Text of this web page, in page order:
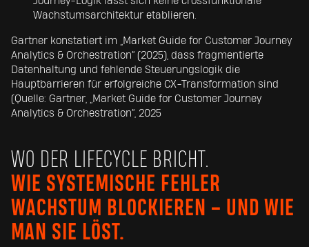
Wachstumsarchitektur etablieren.
Gartner konstatiert im „Market Guide for Customer Journey
Analytics & Orchestration“ (2025), dass fragmentierte
Datenhaltung und fehlende Steuerungslogik die
Hauptbarrieren für erfolgreiche CX-Transformation sind
(Quelle: Gartner, „Market Guide for Customer Journey
Analytics & Orchestration“, 2025
WO DER LIFECYCLE BRICHT.
WIE SYSTEMISCHE FEHLER
WACHSTUM BLOCKIEREN – UND WIE
MAN SIE LÖST.